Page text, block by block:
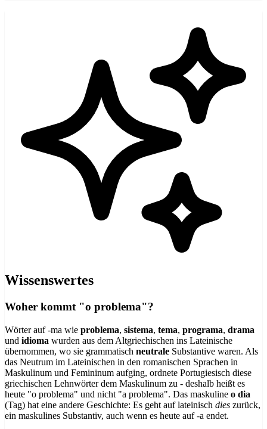
Wissenswertes
Woher kommt "o problema"?
Wörter auf -ma wie problema, sistema, tema, programa, drama
und idioma wurden aus dem Altgriechischen ins Lateinische
übernommen, wo sie grammatisch neutrale Substantive waren. Als
das Neutrum im Lateinischen in den romanischen Sprachen in
Maskulinum und Femininum aufging, ordnete Portugiesisch diese
griechischen Lehnwörter dem Maskulinum zu - deshalb heißt es
heute "o problema" und nicht "a problema". Das maskuline o dia
(Tag) hat eine andere Geschichte: Es geht auf lateinisch dies zurück,
ein maskulines Substantiv, auch wenn es heute auf -a endet.